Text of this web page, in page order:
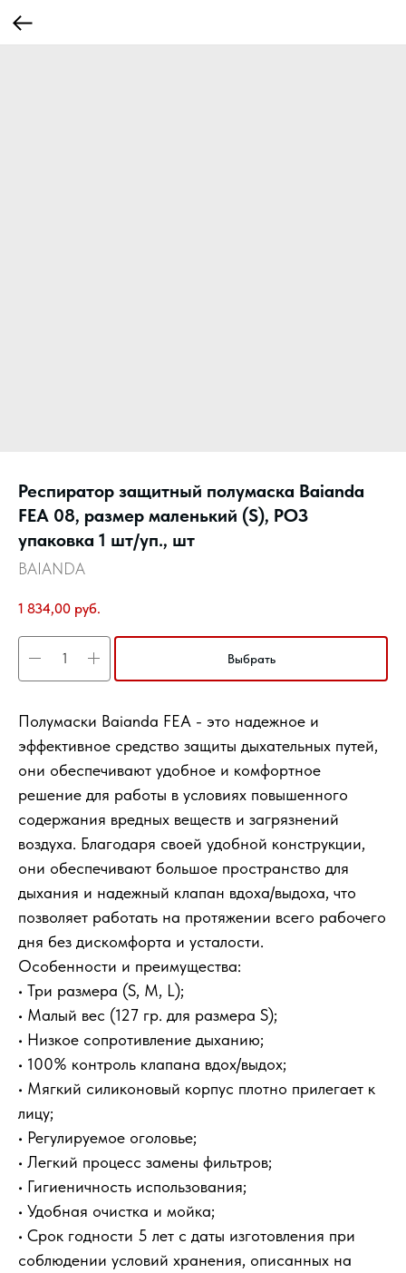
Респиратор защитный полумаска Baianda
FEA 08, размер маленький (S), РОЗ
упаковка 1 шт/уп., шт
BAIANDA
1 834,00 руб.
Выбрать
Полумаски Baianda FEA - это надежное и
эффективное средство защиты дыхательных путей,
они обеспечивают удобное и комфортное
решение для работы в условиях повышенного
содержания вредных веществ и загрязнений
воздуха. Благодаря своей удобной конструкции,
они обеспечивают большое пространство для
дыхания и надежный клапан вдоха/выдоха, что
позволяет работать на протяжении всего рабочего
дня без дискомфорта и усталости.
Особенности и преимущества:
• Три размера (S, M, L);
• Малый вес (127 гр. для размера S);
• Низкое сопротивление дыханию;
• 100% контроль клапана вдох/выдох;
• Мягкий силиконовый корпус плотно прилегает к
лицу;
• Регулируемое оголовье;
• Легкий процесс замены фильтров;
• Гигиеничность использования;
• Удобная очистка и мойка;
• Срок годности 5 лет с даты изготовления при
соблюдении условий хранения, описанных на